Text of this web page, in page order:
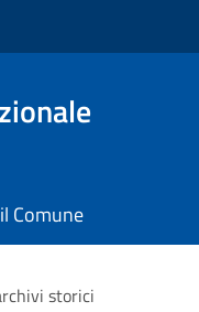
Comune
storici